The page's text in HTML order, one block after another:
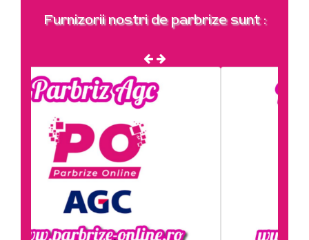
Furnizorii nostri de parbrize sunt :